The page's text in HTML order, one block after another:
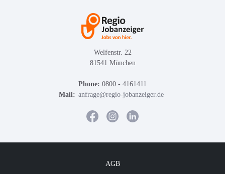
Welfenstr. 22
81541 München
Phone: 0800 - 4161411
Mail: anfrage@regio-jobanzeiger.de
AGB